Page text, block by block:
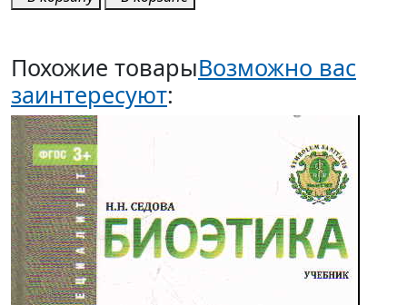
Похожие товарыВозможно вас
заинтересуют: